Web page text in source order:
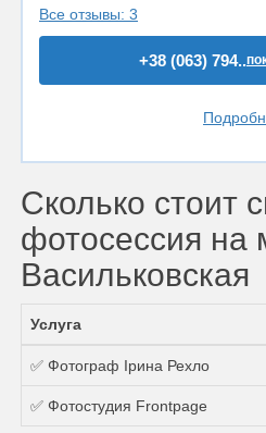
Все отзывы: 3
+38 (063) 794..
Сколько стоит
фотосессия на
Васильковская
Услуга
✅ Фотограф Ірина Рехло
✅ Фотостудия Frontpage